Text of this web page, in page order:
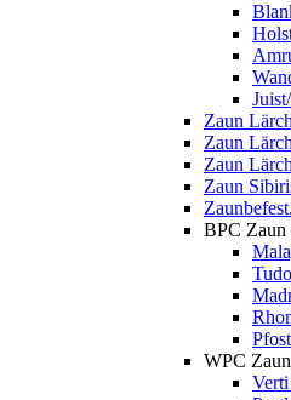
Zaun
Zaun
Zaun
Zaun
BPC Zaun
WPC Zaun
Verti